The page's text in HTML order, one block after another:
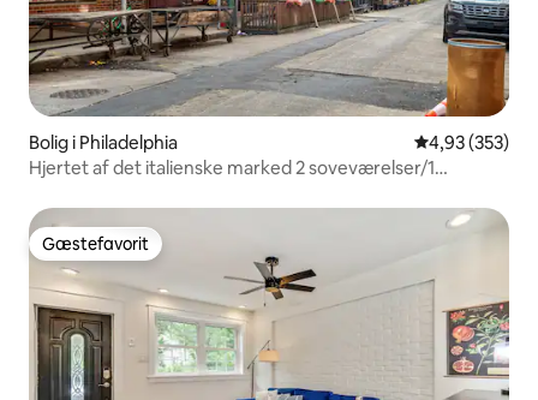
Bolig i Philadelphia 4,93 ud af 5 i
4,93 (353)
Hjertet af det italienske marked 2 soveværelser/1
Gæstefavorit
Gæstefavorit